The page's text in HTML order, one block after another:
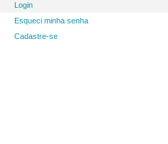
Login
Esqueci minha senha
Cadastre-se